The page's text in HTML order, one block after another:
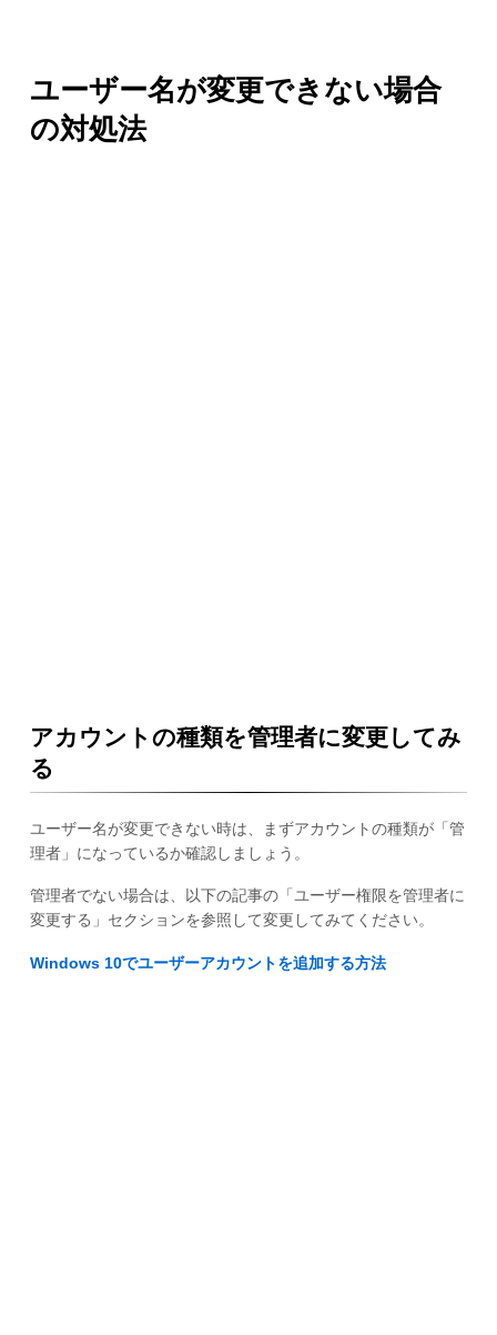
ユーザー名が変更できない場合
の対処法
アカウントの種類を管理者に変更してみ
る
ユーザー名が変更できない時は、まずアカウントの種類が「管
理者」になっているか確認しましょう。
管理者でない場合は、以下の記事の「ユーザー権限を管理者に
変更する」セクションを参照して変更してみてください。
Windows 10でユーザーアカウントを追加する方法